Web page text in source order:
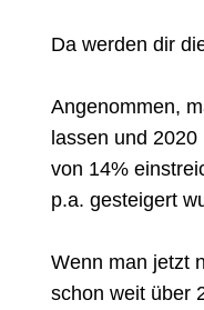
Da werden dir
Angenommen,
lassen und
von 14%
p.a. gesteigert
Wenn man jetzt
schon weit über